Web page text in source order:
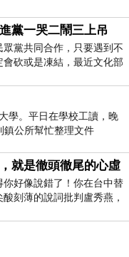
黨一哭二鬧三上吊
黨共同合作，只要遇到不
砍或是凍結，最近文化部
預算，在110年
學。平日在學校工讀，晚
鎮公所幫忙整理文件
就是徹頭徹尾的心虛
好像說錯了！你在台中替
刻薄的說詞批判盧秀燕，
邁，甚至還說盧